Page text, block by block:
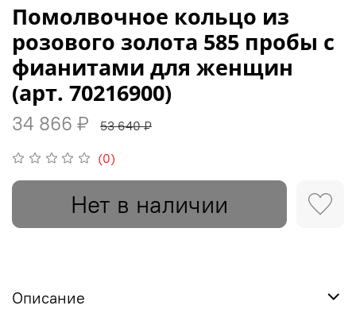
(0)
Помолвочное кольцо из
розового золота 585 пробы с
фианитами для женщин
(арт. 70216900)
34 866 ₽ 53 640 ₽
Нет в наличии
Описание